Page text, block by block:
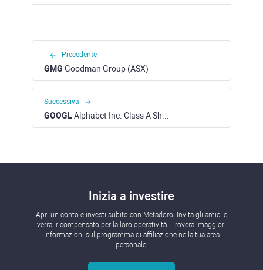
Precedente
GMG Goodman Group (ASX)
Successiva
GOOGLAlphabet Inc. Class A Shares (NASDAQ)
Inizia a investire
Apri un conto e investi subito con Metadoro. Invita gli amici e
verrai ricompensato per la loro operatività. Troverai maggiori
informazioni sul programma di affiliazione nella tua area
personale.